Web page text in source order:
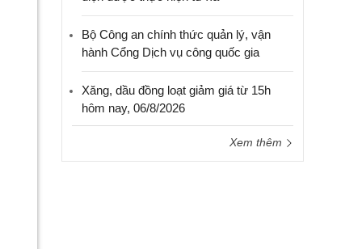
Bộ Công an chính thức quản lý, vận
hành Cổng Dịch vụ công quốc gia
Xăng, dầu đồng loạt giảm giá từ 15h
hôm nay, 06/8/2026
Xem thêm